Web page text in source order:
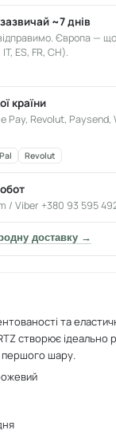
~7 днів
Європа —
ES, FR, CH).
країни
Pay, Revolut,
Revolut
/ Viber +380 93 595
доставку →
та
створює ідеально
першого шару.